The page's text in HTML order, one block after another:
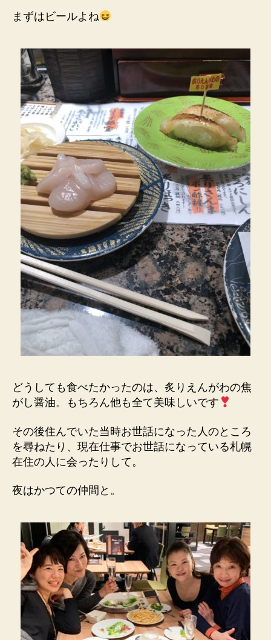
まずはビールよね
どうしても食べたかったのは、炙りえんがわの焦
がし醤油。もちろん他も全て美味しいです
その後住んでいた当時お世話になった人のところ
を尋ねたり、現在仕事でお世話になっている札幌
在住の人に会ったりして。
夜はかつての仲間と。